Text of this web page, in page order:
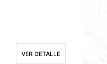
VER DETALLE